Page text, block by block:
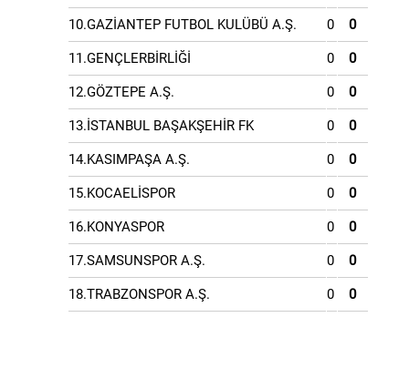
10.GAZİANTEP FUTBOL KULÜBÜ A.Ş. 0 0
11.GENÇLERBİRLİĞİ 0 0
12.GÖZTEPE A.Ş. 0 0
13.İSTANBUL BAŞAKŞEHİR FK 0 0
14.KASIMPAŞA A.Ş. 0 0
15.KOCAELİSPOR 0 0
16.KONYASPOR 0 0
17.SAMSUNSPOR A.Ş. 0 0
18.TRABZONSPOR A.Ş. 0 0